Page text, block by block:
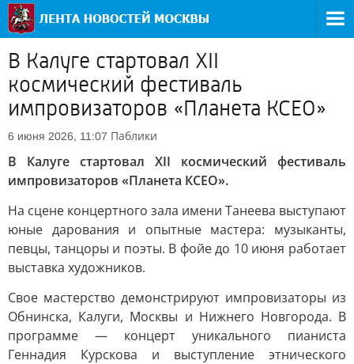
В Калуге стартовал XII
космический фестиваль
импровизаторов «Планета КСЕО»
6 июня 2026, 11:07 Паблики
В Калуге стартовал XII космический фестиваль
импровизаторов «Планета КСЕО».
На сцене концертного зала имени Танеева выступают
юные дарования и опытные мастера: музыканты,
певцы, танцоры и поэты. В фойе до 10 июня работает
выставка художников.
Свое мастерство демонстрируют импровизаторы из
Обнинска, Калуги, Москвы и Нижнего Новгорода. В
программе — концерт уникального пианиста
Геннадия Курскова и выступление этнического